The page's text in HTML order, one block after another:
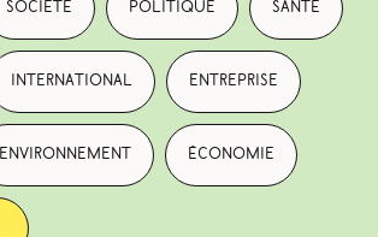
société politique santé
international entreprise
environnement économie